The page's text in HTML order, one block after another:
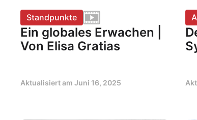
Standpunkte
Ein globales Erwachen |
Von Elisa Gratias
Aktualisiert am Juni 16, 2025